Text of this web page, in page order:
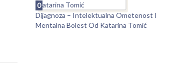
0
Dijagnoza – Intelektualna Ometenost I
Mentalna Bolest Od Katarina Tomić